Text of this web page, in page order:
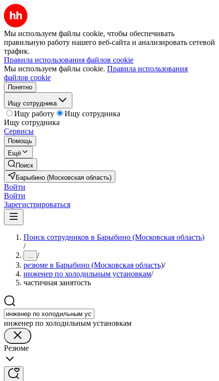
Мы используем файлы cookie, чтобы обеспечивать
правильную работу нашего веб-сайта и анализировать сетевой
трафик.
Правила использования файлов cookie
Мы используем файлы cookie. Правила использования
файлов cookie
Понятно
Ищу сотрудника
Ищу работу
Ищу сотрудника
Ищу сотрудника
Сервисы
Помощь
Ещё
Поиск
Барыбино (Московская область)
Войти
Войти
Зарегистрироваться
Поиск сотрудников в Барыбино (Московская область)
/
... /
резюме в Барыбино (Московская область)/
инженер по холодильным установкам/
частичная занятость
инженер по холодильным установкам
Резюме